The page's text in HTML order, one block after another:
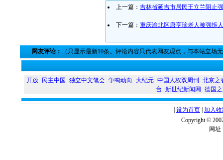
上一篇： 吉林省延吉市居民王立兰阻止
下一篇： 重庆渝北区唐亨珍老人被强拆
网友评论： （只显示最新10条。评论内容只代表网友观点，与本站立场
·开放 · 民主中国 ·独立中文笔会 ·争鸣动向 ·大纪元 ·中国人权双周刊 ·北京之
台 ·新世纪新闻网 ·德国
设为首页 加入
Copyright ©
网址